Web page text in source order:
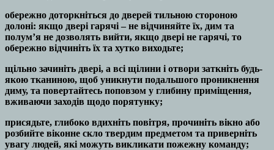
обережно доторкніться до дверей тильною стороною
долоні: якщо двері гарячі – не відчиняйте їх, дим та
полум’я не дозволять вийти, якщо двері не гарячі, то
обережно відчиніть їх та хутко виходьте;
щільно зачиніть двері, а всі щілини і отвори заткніть будь-
якою тканиною, щоб уникнути подальшого проникнення
диму, та повертайтесь поповзом у глибину приміщення,
вживаючи заходів щодо порятунку;
присядьте, глибоко вдихніть повітря, прочиніть вікно або
розбийте віконне скло твердим предметом та приверніть
увагу людей, які можуть викликати пожежну команду;